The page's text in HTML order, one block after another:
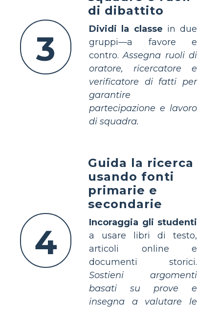
3
di dibattito
Dividi la classe in due
gruppi—a favore e
contro.Assegna ruoli di
oratore, ricercatore e
verificatore di fatti per
garantire
partecipazione e lavoro
di squadra.
4
Guida la ricerca
usando fonti
primarie e
secondarie
Incoraggia gli studenti
a usare libri di testo,
articoli online e
documenti storici.
Sostieni argomenti
basati su prove e
insegna a valutare le